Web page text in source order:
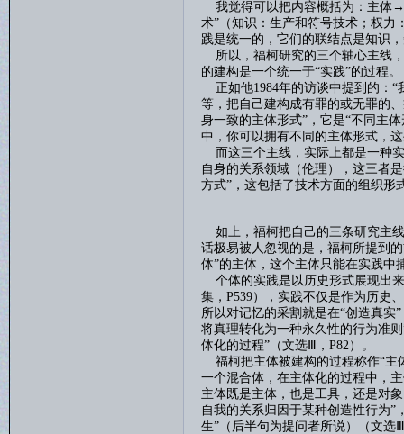
我觉得可以把内容概括为：主体→
术”（知识：生产和符号技术；权
践是统一的，它们的联结点是知识
所以，福柯研究的三个轴心主线
的建构是一个统一于“实践”的过程。
正如他1984年的访谈中提到的：
等，把自己建构成有罪的或无罪的
身一致的主体形式”，它是“不同主
中，你可以拥有不同的主体形式，
而这三个主线，实际上都是一种
自身的关系领域（伦理），这三者
方式”，这包括了技术方面的组织形
如上，福柯把自己的三条研究主
话极易被人忽视的是，福柯所提到
体”的主体，这个主体只能在实践中
个体的实践是以历史形式展现出
集， P539），实践不仅是作为历史
所以对记忆的采割就是在“创造真实
将真理转化为一种永久性的行为准则
体化的过程”（文选Ⅲ， P82 ）。
福柯把主体被建构的过程称作“主
一个混合体，在主体化的过程中，
主体既是主体，也是工具，还是对
自我的关系归因于某种创造性行为
生”（后半句为提问者所说）（文选